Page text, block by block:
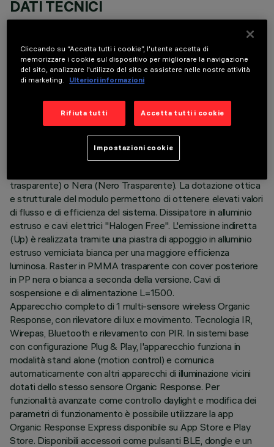
DATI TECNICI
DESCRIZIONE
Corpo illuminante sospensione Stand Alone con nodo sensore
profilo in alluminio estruso con testate di chiusura in zama.
Piastra LED 3000K CRI90 ad emissione diretta (Down) e
luminanza controllata (L≤3000cd/m²) adatto ad ambienti con
videoterminali (UGR<19). Ottica Space Opti-Diamond
trasparente) o Nera (Nero Trasparente). La dotazione ottica
e strutturale del modulo permettono di ottenere elevati valori
di flusso e di efficienza del sistema. Dissipatore in alluminio
estruso e cavi elettrici "Halogen Free". L'emissione indiretta
(Up) è realizzata tramite una piastra di appoggio in alluminio
estruso verniciata bianca per una maggiore efficienza
luminosa. Raster in PMMA trasparente con cover posteriore
in PP nera o bianca a seconda della versione. Cavi di
sospensione e di alimentazione L=1500.
Apparecchio completo di 1 multi-sensore wireless Organic
Response, con rilevatore di lux e movimento. Tecnologia IR,
Wirepas, Bluetooth e rilevamento con PIR. In sistemi base
con configurazione Plug & Play, l'apparecchio funziona in
modalità stand alone (motion control) e comunica
automaticamente con altri apparecchi di illuminazione vicini
dotati dello stesso sensore Organic Response. Per
funzionalità avanzate come controllo daylight e modifica dei
parametri di funzionamento è possibile utilizzare la app
Organic Response Express disponibile su App Store e Play
Store. Disponibili accessori come pulsanti BLE, dongle e un
Cliccando su “Accetta tutti i cookie”, l'utente accetta di
memorizzare i cookie sul dispositivo per migliorare la navigazione
del sito, analizzare l'utilizzo del sito e assistere nelle nostre attività
di marketing.
Ulteriori informazioni
Rifiuta tutti Accetta tutti i cookie
Impostazioni cookie